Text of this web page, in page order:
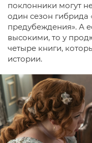
поклонники могут
один сезон гибрида
предубеждения». А
высокими, то у
четыре книги,
истории.